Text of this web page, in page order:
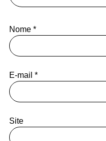
Nome *
E-mail *
Site